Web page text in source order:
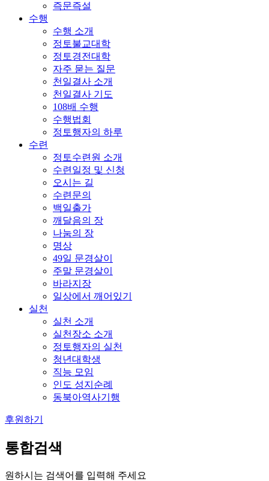
즉문즉설
수행
수행 소개
정토불교대학
정토경전대학
자주 묻는 질문
천일결사 소개
천일결사 기도
108배 수행
수행법회
정토행자의 하루
수련
정토수련원 소개
수련일정 및 신청
오시는 길
수련문의
백일출가
깨달음의 장
나눔의 장
명상
49일 문경살이
주말 문경살이
바라지장
일상에서 깨어있기
실천
실천 소개
실천장소 소개
정토행자의 실천
청년대학생
직능 모임
인도 성지순례
동북아역사기행
후원하기
통합검색
원하시는 검색어를 입력해 주세요